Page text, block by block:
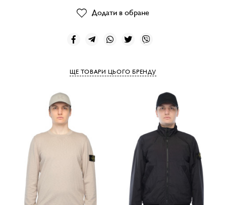
Додати в обране
ЩЕ ТОВАРИ ЦЬОГО БРЕНДУ